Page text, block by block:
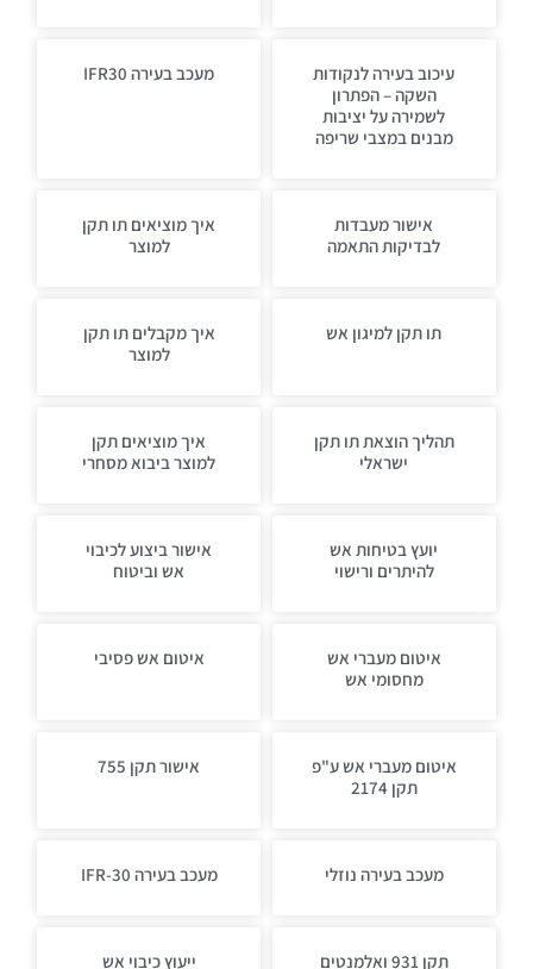
עיכוב בעירה לנקודות
השקה – הפתרון
לשמירה על יציבות
מבנים במצבי שריפה
מעכב בעירה IFR30
אישור מעבדות
לבדיקות התאמה
איך מוציאים תו תקן
למוצר
תו תקן למיגון אש
איך מקבלים תו תקן
למוצר
תהליך הוצאת תו תקן
ישראלי
איך מוציאים תקן
למוצר ביבוא מסחרי
יועץ בטיחות אש
להיתרים ורישוי
אישור ביצוע לכיבוי
אש וביטוח
איטום מעברי אש
מחסומי אש
איטום אש פסיבי
איטום מעברי אש ע"פ
תקן 2174
אישור תקן 755
מעכב בעירה נוזלי מעכב בעירה IFR-30
תקן 931 ואלמנטים ייעוץ כיבוי אש